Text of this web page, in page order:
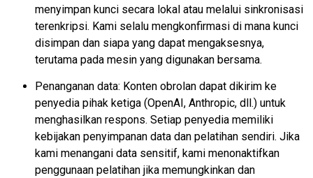
menyimpan kunci secara lokal atau melalui sinkronisasi
terenkripsi. Kami selalu mengkonfirmasi di mana kunci
disimpan dan siapa yang dapat mengaksesnya,
terutama pada mesin yang digunakan bersama.
Penanganan data: Konten obrolan dapat dikirim ke
penyedia pihak ketiga (OpenAI, Anthropic, dll.) untuk
menghasilkan respons. Setiap penyedia memiliki
kebijakan penyimpanan data dan pelatihan sendiri. Jika
kami menangani data sensitif, kami menonaktifkan
penggunaan pelatihan jika memungkinkan dan